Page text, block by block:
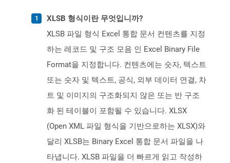
XLSB 형식이란 무엇입니까?
XLSB 파일 형식 Excel 통합 문서 컨텐츠를 지정
하는 레코드 및 구조 모음 인 Excel Binary File
Format을 지정합니다. 컨텐츠에는 숫자, 텍스트
또는 숫자 및 텍스트, 공식, 외부 데이터 연결, 차
트 및 이미지의 구조화되지 않은 또는 반 구조
화 된 테이블이 포함될 수 있습니다. XLSX
(Open XML 파일 형식을 기반으로하는 XLSX)와
달리 XLSB는 Binary Excel 통합 문서 파일을 나
타냅니다. XLSB 파일을 더 빠르게 읽고 작성하